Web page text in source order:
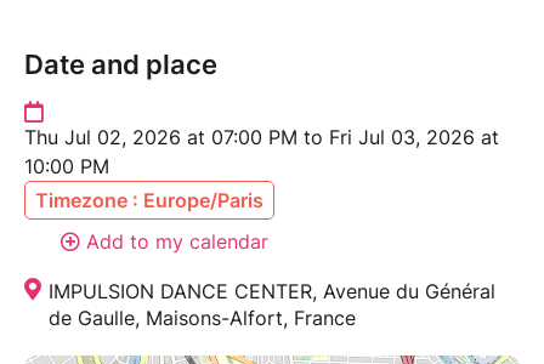
Date and place
Thu Jul 02, 2026 at 07:00 PM to Fri Jul 03, 2026 at
10:00 PM
Timezone : Europe/Paris
Add to my calendar
IMPULSION DANCE CENTER, Avenue du Général
de Gaulle, Maisons-Alfort, France